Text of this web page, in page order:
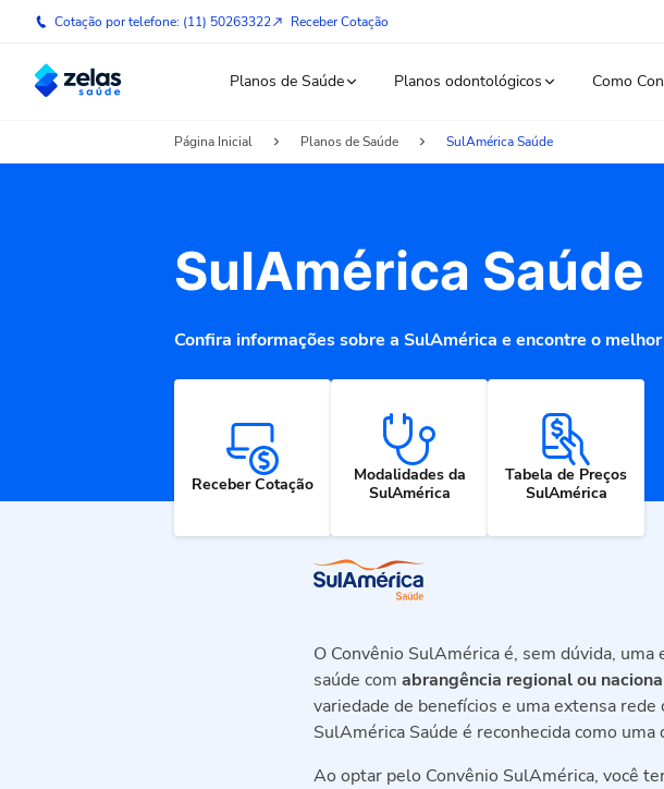
Cotação por telefone: (11) 50263322 Receber Cotação
Planos de Saúde Planos odontológicos Como
Página Inicial Planos de Saúde SulAmérica Saúde
SulAmérica Saúde
Confira informações sobre a SulAmérica e encontre o
Receber Cotação
Modalidades da
SulAmérica
Tabela de Preços
SulAmérica
O Convênio SulAmérica é, sem dúvida,
saúde com abrangência regional ou
variedade de benefícios e uma extensa
SulAmérica Saúde é reconhecida como
Ao optar pelo Convênio SulAmérica, você